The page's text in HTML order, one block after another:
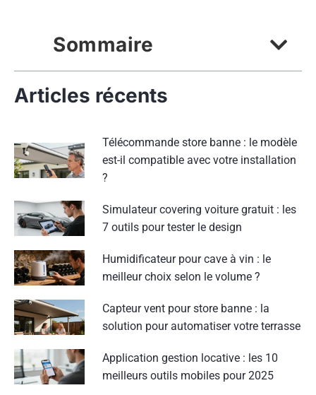
Sommaire
Articles récents
Télécommande store banne : le modèle
est-il compatible avec votre installation
?
Simulateur covering voiture gratuit : les
7 outils pour tester le design
Humidificateur pour cave à vin : le
meilleur choix selon le volume ?
Capteur vent pour store banne : la
solution pour automatiser votre terrasse
Application gestion locative : les 10
meilleurs outils mobiles pour 2025